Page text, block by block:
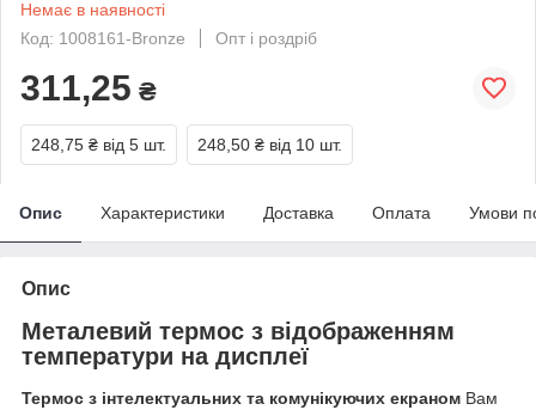
Немає в наявності
Код: 1008161-Bronze
Опт і роздріб
311,25 ₴
248,75 ₴ від 5 шт. 248,50 ₴ від 10 шт.
Опис Характеристики Доставка Оплата Умови
Опис
Металевий термос з відображенням
температури на дисплеї
Термос з інтелектуальних та комунікуючих екраном Вам